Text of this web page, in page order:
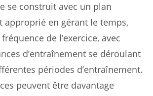
se construit avec un plan
approprié en gérant le temps,
de l’exercice, avec
d’entraînement se déroulant
périodes d’entraînement.
peuvent être davantage